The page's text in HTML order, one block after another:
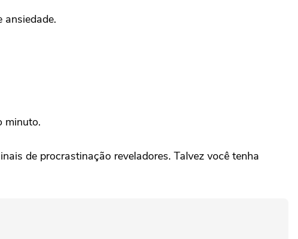
ansiedade.
minuto.
de procrastinação reveladores. Talvez você tenha